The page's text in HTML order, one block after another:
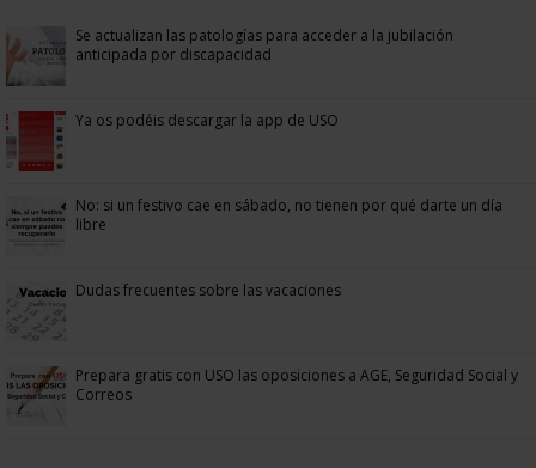
Se actualizan las patologías para acceder a la jubilación
anticipada por discapacidad
Ya os podéis descargar la app de USO
No: si un festivo cae en sábado, no tienen por qué darte un día
libre
Dudas frecuentes sobre las vacaciones
Prepara gratis con USO las oposiciones a AGE, Seguridad Social y
Correos